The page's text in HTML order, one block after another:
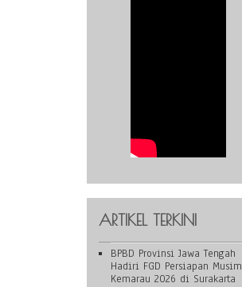
ARTIKEL TERKINI
BPBD Provinsi Jawa Tengah
Hadiri FGD Persiapan Musim
Kemarau 2026 di Surakarta